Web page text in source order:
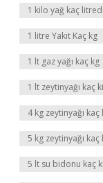
1 kilo yağ kaç
1 litre Yakıt Kaç kg
1 lt gaz yağı kaç kg
1 lt zeytinyağı kaç
4 kg zeytinyağı
5 kg zeytinyağı
5 lt su bidonu kaç